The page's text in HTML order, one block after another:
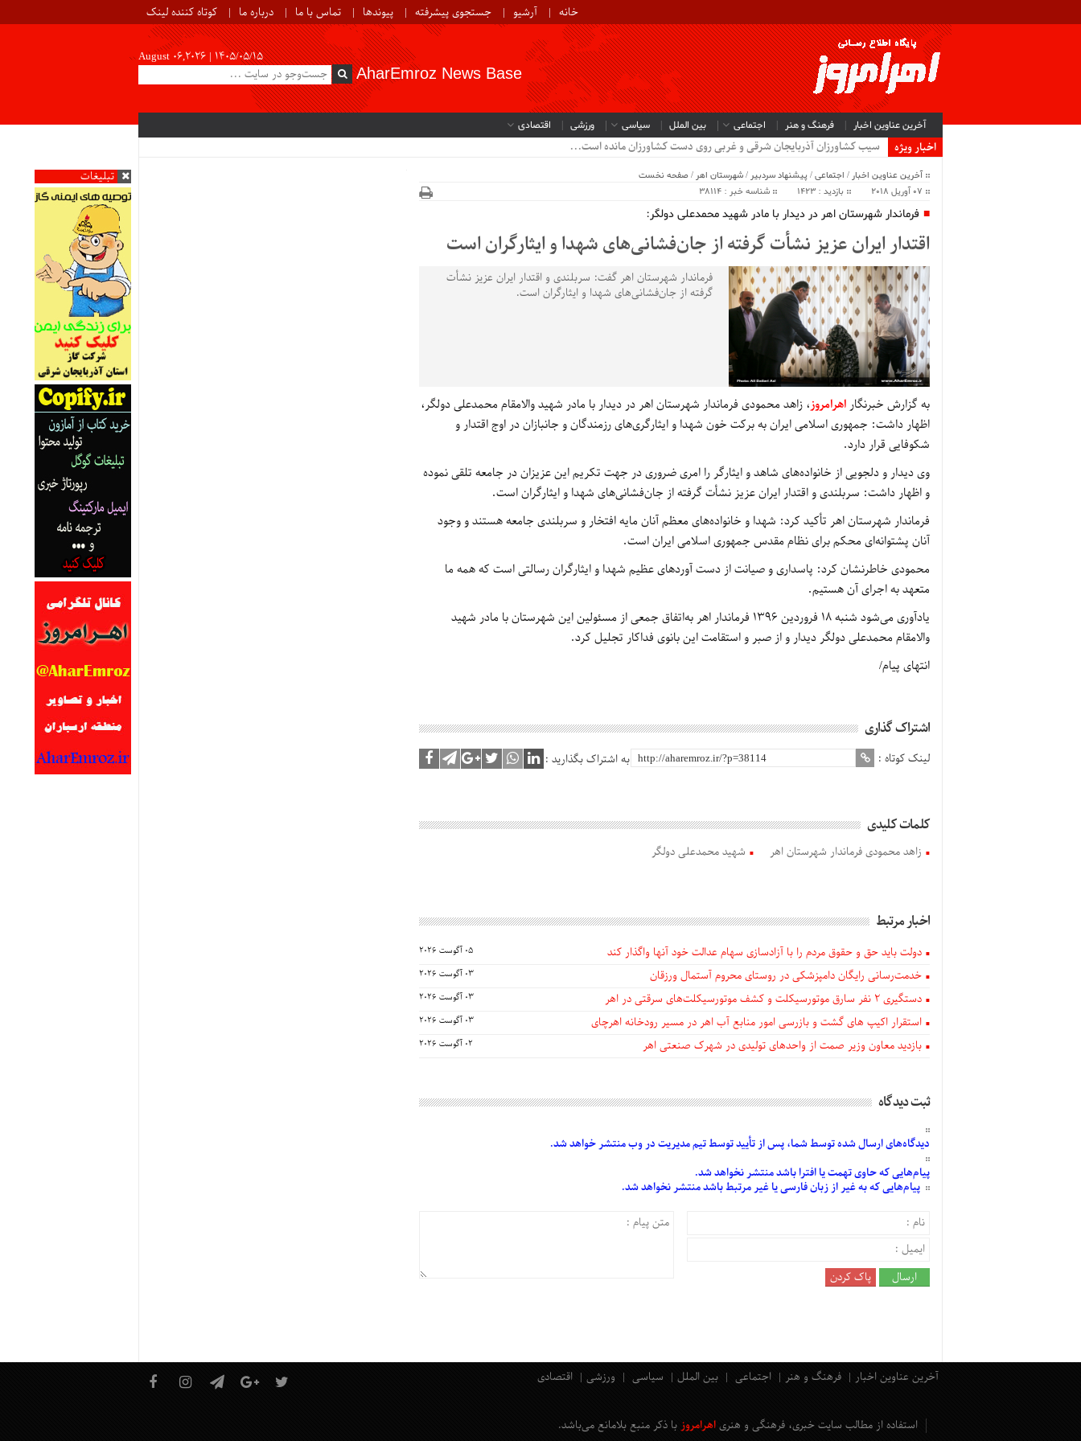
خانه آرشیو جستجوی پیشرفته پیوندها تماس با ما درباره ما کوتاه کننده لینک
August 06,2026 | ۱۴۰۵/۰۵/۱۵
AharEmroz News Base
آخرین عناوین اخبار فرهنگ و هنر اجتماعی بین الملل سیاسی ورزشی اقتصادی
اخبار ویژه
.
تبلیغات
آخرین عناوین اخبار / اجتماعی/پیشنهاد سردبیر /شهرستان اهر /صفحه نخست
07 آوریل 2018
بازدید : 1423 شناسه خبر : 38114
فرماندار شهرستان اهر در دیدار با مادر شهید محمدعلی دولگر:
اقتدار ایران عزیز نشأت گرفته از جان‌فشانی‌های شهدا و ایثارگران است
فرماندار شهرستان اهر گفت: سربلندی و اقتدار ایران عزیز نشأت
گرفته از جان‌فشانی‌های شهدا و ایثارگران است.
به گزارش خبرنگار اهرامروز، زاهد محمودی فرماندار شهرستان اهر در دیدار با مادر شهید والامقام محمدعلی دولگر،
اظهار داشت: جمهوری اسلامی ایران به برکت خون شهدا و ایثارگری‌های رزمندگان و جانبازان در اوج اقتدار و
شکوفایی قرار دارد.
وی دیدار و دلجویی از خانواده‌های شاهد و ایثارگر را امری ضروری در جهت تکریم این عزیزان در جامعه تلقی نموده
و اظهار داشت: سربلندی و اقتدار ایران عزیز نشأت گرفته از جان‌فشانی‌های شهدا و ایثارگران است.
فرماندار شهرستان اهر تأکید کرد: شهدا و خانواده‌های معظم آنان مایه افتخار و سربلندی جامعه هستند و وجود
آنان پشتوانه‌ای محکم برای نظام مقدس جمهوری اسلامی ایران است.
محمودی خاطرنشان کرد: پاسداری و صیانت از دست آوردهای عظیم شهدا و ایثارگران رسالتی است که همه ما
متعهد به اجرای آن هستیم.
یادآوری می‌شود شنبه 18 فروردین 1396 فرماندار اهر به‌اتفاق جمعی از مسئولین این شهرستان با مادر شهید
والامقام محمدعلی دولگر دیدار و از صبر و استقامت این بانوی فداکار تجلیل کرد.
انتهای پیام/
اشتراک گذاری
لینک کوتاه : به اشتراک بگذارید :
کلمات کلیدی
زاهد محمودی فرماندار شهرستان اهر شهید محمدعلی دولگر
اخبار مرتبط
دولت باید حق و حقوق مردم را با آزادسازی سهام عدالت خود آنها واگذار کند 05 آگوست 2026
خدمت‌رسانی رایگان دامپزشکی در روستای محروم آستمال ورزقان 03 آگوست 2026
دستگيری ۲ نفر سارق موتورسیکلت و کشف موتورسیکلت‌های سرقتی در اهر 03 آگوست 2026
استقرار اکیپ های گشت و بازرسی امور منابع آب اهر در مسیر رودخانه اهرچای 03 آگوست 2026
بازدید معاون وزیر صمت از واحدهای تولیدی در شهرک صنعتی اهر 02 آگوست 2026
ثبت دیدگاه
دیدگاه‌هایارسالشدهتوسط شما، پس از تأییدتوسط تیم مدیریت در وب منتشر خواهد شد.
پیام‌هاییکه حاوی تهمت یا افترا باشد منتشر نخواهد شد.
پیام‌هاییکه به غیر از زبان فارسی یا غیر مرتبط باشد منتشر نخواهد شد.
آخرین عناوین اخبار فرهنگ و هنر اجتماعی بین الملل سیاسی ورزشی اقتصادی
استفاده از مطالب سایت خبری، فرهنگی و هنری اهرامروز با ذکر منبع بلامانع می‌باشد.